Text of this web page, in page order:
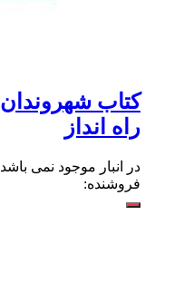
راه انداز
در انبار موجود نمی باشد
فروشنده: